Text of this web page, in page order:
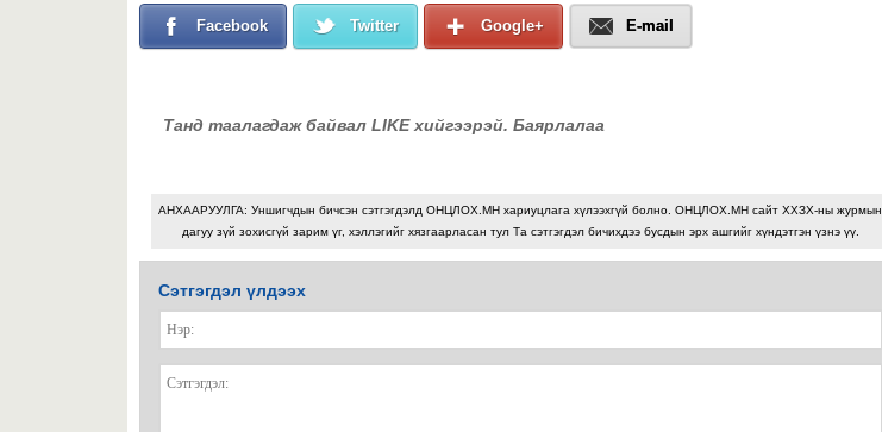
Facebook Twitter Google+ E-mail
Танд таалагдаж байвал LIKE хийгээрэй. Баярлалаа
АНХААРУУЛГА: Уншигчдын бичсэн сэтгэгдэлд ОНЦЛОХ.МН хариуцлага хүлээхгүй болно. ОНЦЛОХ.МН сайт ХХЗХ-ны журмын
дагуу зүй зохисгүй зарим үг, хэллэгийг хязгаарласан тул Та сэтгэгдэл бичихдээ бусдын эрх ашгийг хүндэтгэн үзнэ үү.
Сэтгэгдэл үлдээх